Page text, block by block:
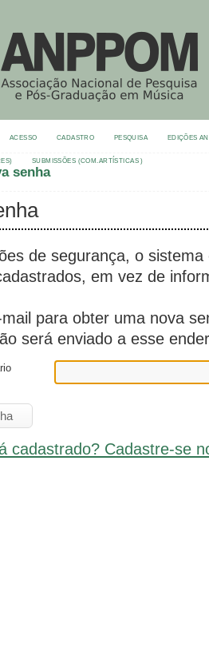
ACESSO CADASTRO PESQUISA EDIÇÕES
SUBMISSÕES (COM.ARTÍSTICAS )
senha
de segurança, o
em vez de
para obter uma nova
será enviado a esse
cadastrado? Cadastre-se